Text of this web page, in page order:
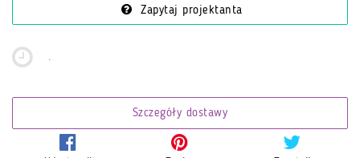
Zapytaj projektanta
Szczegóły dostawy